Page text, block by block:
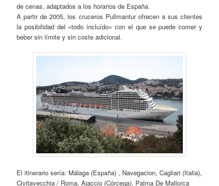
de cenas, adaptados a los horarios de España.
A partir de 2005, los cruceros Pullmantur ofrecen a sus clientes
la posibilidad del «todo incluído» con el que se puede comer y
beber sin límite y sin coste adicional.
El itinerario sería: Málaga (España) , Navegacion, Cagliari (Italia),
Civitavecchia / Roma, Ajaccio (Córcega), Palma De Mallorca